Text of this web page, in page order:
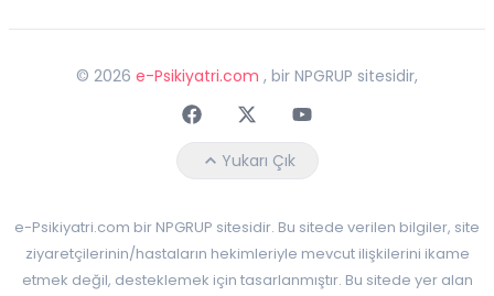
© 2026 e-Psikiyatri.com , bir NPGRUP sitesidir,
FaceebokTwitterYoutube
Yukarı Çık
e-Psikiyatri.com bir NPGRUP sitesidir. Bu sitede verilen bilgiler, site
ziyaretçilerinin/hastaların hekimleriyle mevcut ilişkilerini ikame
etmek değil, desteklemek için tasarlanmıştır. Bu sitede yer alan